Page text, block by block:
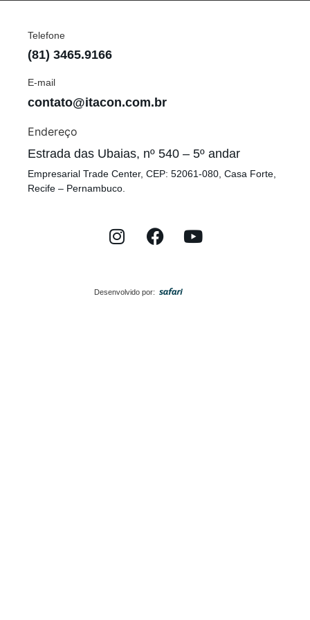
Telefone
(81) 3465.9166
E-mail
contato@itacon.com.br
Endereço
Estrada das Ubaias, nº 540 – 5º andar
Empresarial Trade Center, CEP: 52061-080, Casa Forte,
Recife – Pernambuco.
Desenvolvido por: